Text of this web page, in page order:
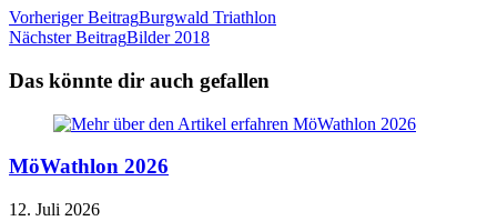
Vorheriger BeitragBurgwald Triathlon
Nächster BeitragBilder 2018
Das könnte dir auch gefallen
MöWathlon 2026
12. Juli 2026